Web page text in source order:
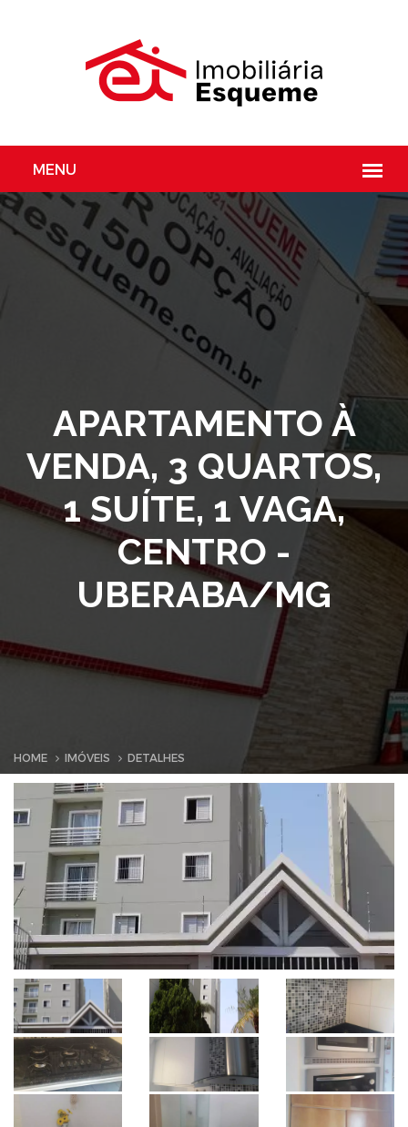
APARTAMENTO À
VENDA, 3 QUARTOS,
1 SUÍTE, 1 VAGA,
CENTRO -
UBERABA/MG
HOME IMÓVEIS DETALHES